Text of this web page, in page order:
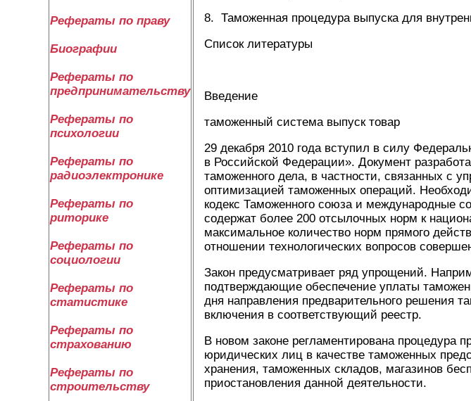
Рефераты по праву
Биографии
Рефераты по
предпринимательству
Рефераты по
психологии
Рефераты по
радиоэлектронике
Рефераты по
риторике
Рефераты по
социологии
Рефераты по
статистике
Рефераты по
страхованию
Рефераты по
строительству
8. Таможенная процедура выпуска для
Список литературы
Введение
таможенный система выпуск товар
29 декабря 2010 года вступил в силу
в Российской Федерации». Документ
таможенного дела, в частности, связанных с
оптимизацией таможенных операций.
кодекс Таможенного союза и международные
содержат более 200 отсылочных норм к
максимальное количество норм прямого
отношении технологических вопросов
Закон предусматривает ряд упрощений.
подтверждающие обеспечение уплаты
дня направления предварительного решения
включения в соответствующий реестр.
В новом законе регламентирована процедура
юридических лиц в качестве таможенных
хранения, таможенных складов, магазинов
приостановления данной деятельности.